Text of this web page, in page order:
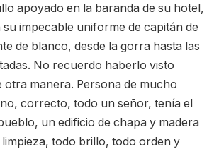
apoyado en la baranda de su hotel,
impecable uniforme de capitán de
de blanco, desde la gorra hasta las
No recuerdo haberlo visto
otra manera. Persona de mucho
correcto, todo un señor, tenía el
un edificio de chapa y madera
todo brillo, todo orden y